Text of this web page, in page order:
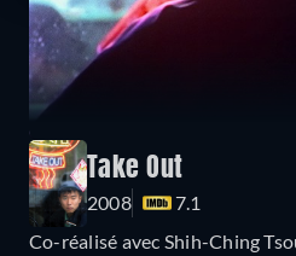
Take Out
2008
7.1
Co-réalisé avec Shih-Ching